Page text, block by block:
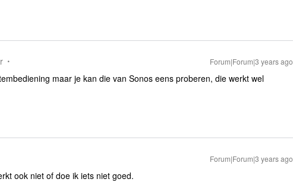
Forum|Forum|3 years ago
maar je kan die van Sonos eens proberen, die werkt wel
Forum|Forum|3 years ago
ook niet of doe ik iets niet goed.